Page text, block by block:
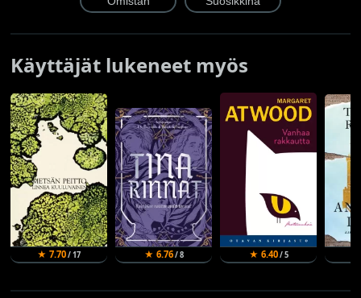
Käyttäjät lukeneet myös
★ 7.70/ 17 ★ 6.76/ 8 ★ 6.40/ 5